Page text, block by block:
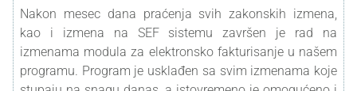
Nakon mesec dana praćenja svih zakonskih izmena,
kao i izmena na SEF sistemu završen je rad na
izmenama modula za elektronsko fakturisanje u našem
programu. Program je usklađen sa svim izmenama koje